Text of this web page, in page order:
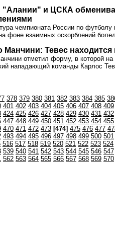
"Алании" и ЦСКА
чемпионата России по
фоне взаимных оскорблений
Манчини: Тевес
отметил форму, в которой
нападающий команды Карлос
378 379 380 381 382 383 384 385
401 402 403 404 405 406 407 408 409
424 425 426 427 428 429 430 431 432
447 448 449 450 451 452 453 454 455
470 471 472 473 [474] 475 476 477
493 494 495 496 497 498 499 500 501
516 517 518 519 520 521 522 523 524
539 540 541 542 543 544 545 546 547
562 563 564 565 566 567 568 569 570